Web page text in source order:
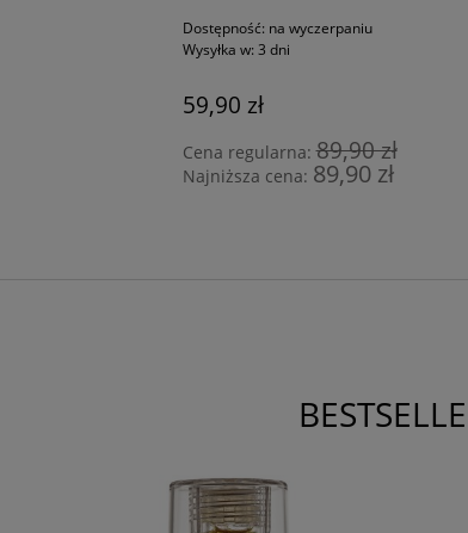
Dostępność: na wyczerpaniu
Wysyłka w: 3 dni
59,90 zł
Cena regularna:89,90 zł
Najniższa cena: 89,90 zł